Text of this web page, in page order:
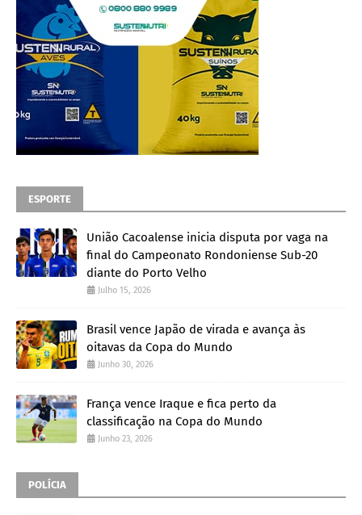
ESPORTE
União Cacoalense inicia disputa por vaga na
final do Campeonato Rondoniense Sub-20
diante do Porto Velho
Julho 15, 2026
Brasil vence Japão de virada e avança às
oitavas da Copa do Mundo
Junho 30, 2026
França vence Iraque e fica perto da
classificação na Copa do Mundo
Junho 23, 2026
POLÍCIA